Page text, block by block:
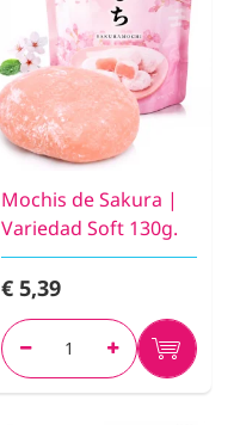
Mochis de Sakura |
Variedad Soft 130g.
€ 5,39